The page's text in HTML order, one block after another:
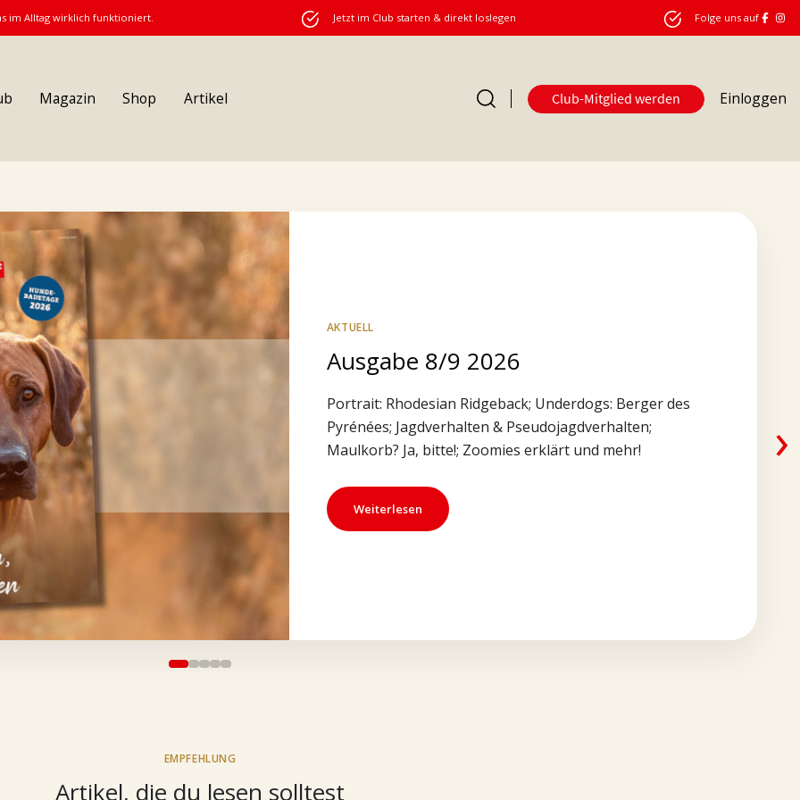
im Alltag wirklich funktioniert. Jetzt im Club starten & direkt loslegen Folge uns auf
Magazin Shop Artikel Club-Mitglied werden Einloggen
AKTUELL
Ausgabe 8/9 2026
Portrait: Rhodesian Ridgeback; Underdogs: Berger des
Pyrénées; Jagdverhalten & Pseudojagdverhalten;
Maulkorb? Ja, bitte!; Zoomies erklärt und mehr!
Weiterlesen
›
EMPFEHLUNG
Artikel, die du lesen solltest